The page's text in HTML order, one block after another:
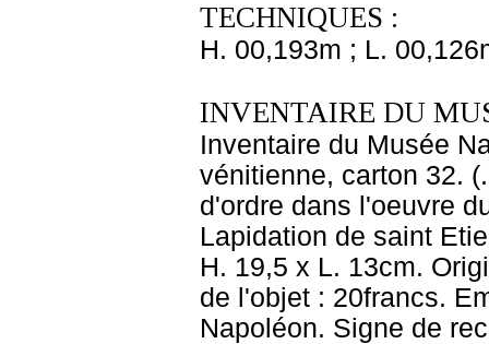
TECHNIQUES :
H. 00,193m ; L.
INVENTAIRE DU
Inventaire du Musée
vénitienne, carton 32.
d'ordre dans l'oeuvre
Lapidation de saint
H. 19,5 x L. 13cm.
de l'objet : 20francs.
Napoléon. Signe de